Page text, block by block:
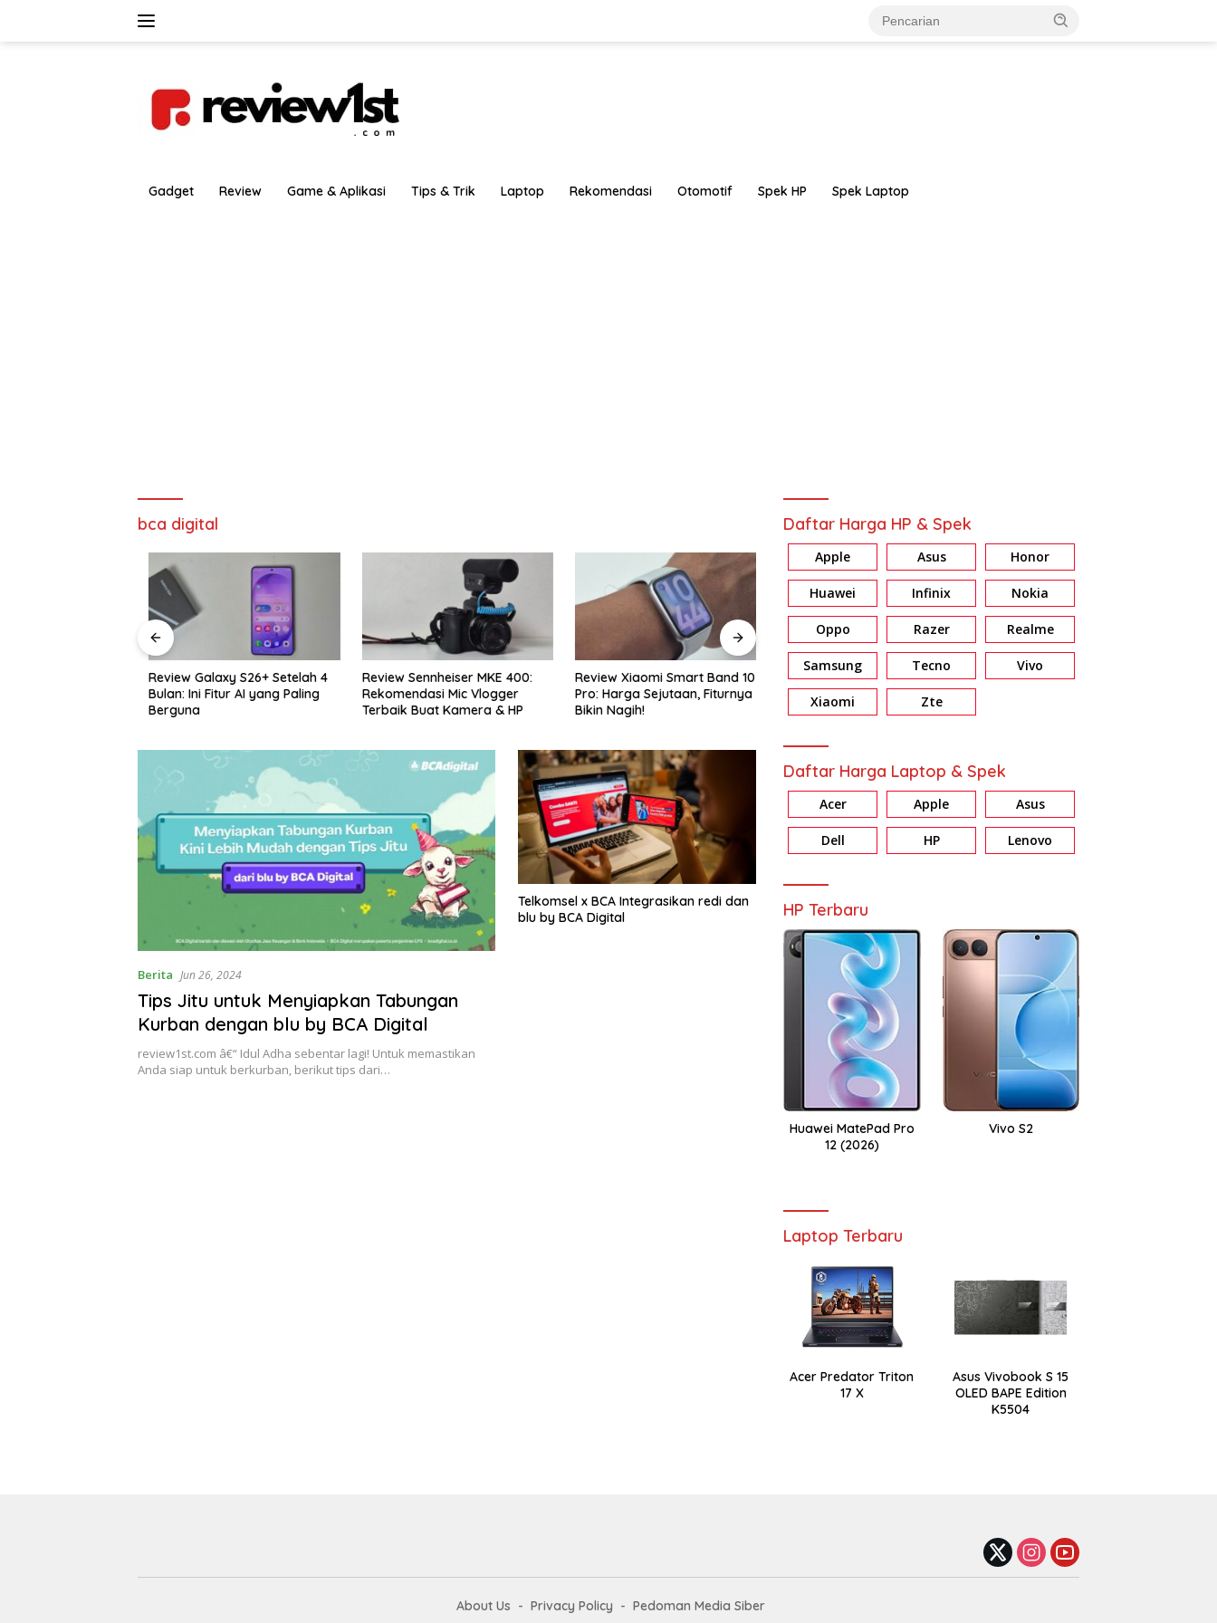
Gadget Review Game & Aplikasi Tips & Trik Laptop Rekomendasi Otomotif Spek HP Spek Laptop
bca digital
Review Galaxy S26+ Setelah 4
Bulan: Ini Fitur AI yang Paling
Berguna
Review Sennheiser MKE 400:
Rekomendasi Mic Vlogger
Terbaik Buat Kamera & HP
Review Xiaomi Smart Band 10
Pro: Harga Sejutaan, Fiturnya
Bikin Nagih!
Review HONOR X7d: Baterai &
Memori Jumbo, Harga Masuk
Review Galaxy A37 5G:
Berita Jun 26, 2024
Tips Jitu untuk Menyiapkan Tabungan
Kurban dengan blu by BCA Digital
review1st.com â€“ Idul Adha sebentar lagi! Untuk memastikan
Anda siap untuk berkurban, berikut tips dari…
Telkomsel x BCA Integrasikan redi dan
blu by BCA Digital
Daftar Harga HP & Spek
Apple Asus Honor
Huawei Infinix Nokia
Oppo Razer Realme
Samsung Tecno Vivo
Xiaomi Zte
Daftar Harga Laptop & Spek
Acer Apple Asus
Dell HP Lenovo
HP Terbaru
Huawei MatePad Pro
12 (2026)
Vivo S2
Laptop Terbaru
Acer Predator Triton
17 X
Asus Vivobook S 15
OLED BAPE Edition
K5504
About Us Privacy Policy
Pedoman Media Siber